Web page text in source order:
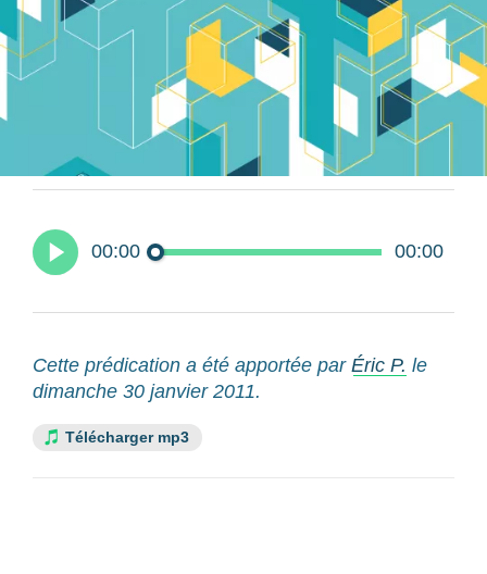
00:00 00:00
Cette prédication a été apportée par Éric P. le
dimanche 30 janvier 2011.
Télécharger mp3